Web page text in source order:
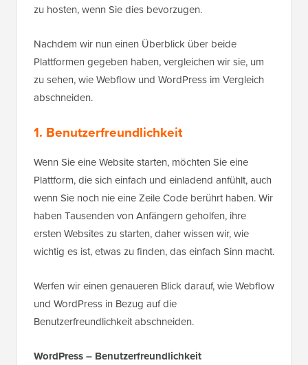
zu hosten, wenn Sie dies bevorzugen.
Nachdem wir nun einen Überblick über beide
Plattformen gegeben haben, vergleichen wir sie, um
zu sehen, wie Webflow und WordPress im Vergleich
abschneiden.
1. Benutzerfreundlichkeit
Wenn Sie eine Website starten, möchten Sie eine
Plattform, die sich einfach und einladend anfühlt, auch
wenn Sie noch nie eine Zeile Code berührt haben. Wir
haben Tausenden von Anfängern geholfen, ihre
ersten Websites zu starten, daher wissen wir, wie
wichtig es ist, etwas zu finden, das einfach Sinn macht.
Werfen wir einen genaueren Blick darauf, wie Webflow
und WordPress in Bezug auf die
Benutzerfreundlichkeit abschneiden.
WordPress – Benutzerfreundlichkeit